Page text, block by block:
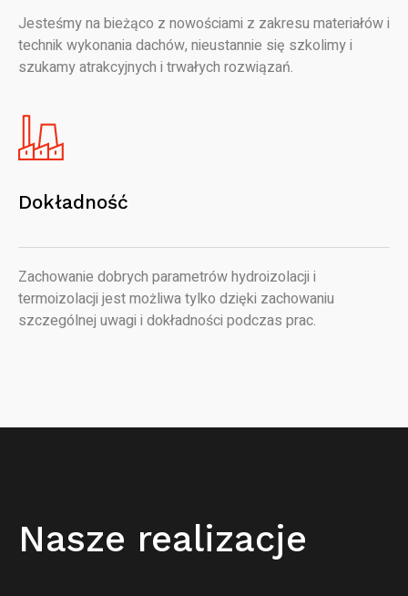
Jesteśmy na bieżąco z nowościami z zakresu materiałów i
technik wykonania dachów, nieustannie się szkolimy i
szukamy atrakcyjnych i trwałych rozwiązań.
Dokładność
Zachowanie dobrych parametrów hydroizolacji i
termoizolacji jest możliwa tylko dzięki zachowaniu
szczególnej uwagi i dokładności podczas prac.
Nasze realizacje